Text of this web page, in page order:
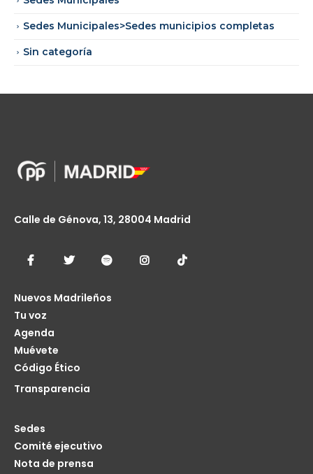
Sedes Municipales>Sedes municipios completas
Sin categoría
Calle de Génova, 13, 28004 Madrid
Nuevos Madrileños
Tu voz
Agenda
Muévete
Código Ético
Transparencia
Sedes
Comité ejecutivo
Nota de prensa